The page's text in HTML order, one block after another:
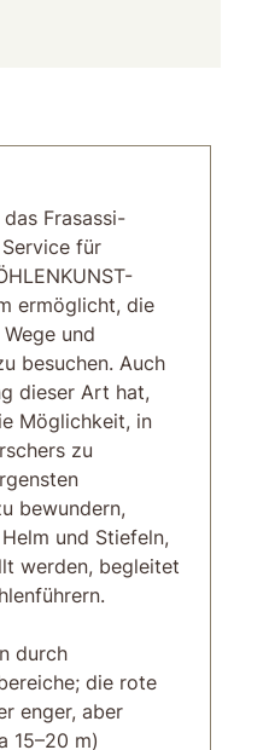
Frasassi-
für
ermöglicht, die
und
besuchen. Auch
dieser Art hat,
Möglichkeit, in
zu
bewundern,
und Stiefeln,
werden, begleitet
durch
die rote
enger, aber
15–20 m)